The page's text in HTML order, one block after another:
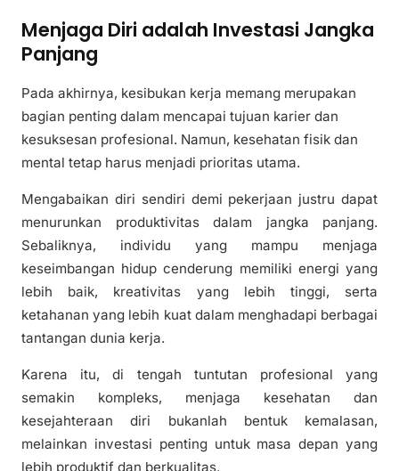
Menjaga Diri adalah Investasi Jangka
Panjang
Pada akhirnya, kesibukan kerja memang merupakan
bagian penting dalam mencapai tujuan karier dan
kesuksesan profesional. Namun, kesehatan fisik dan
mental tetap harus menjadi prioritas utama.
Mengabaikan diri sendiri demi pekerjaan justru dapat
menurunkan produktivitas dalam jangka panjang.
Sebaliknya, individu yang mampu menjaga
keseimbangan hidup cenderung memiliki energi yang
lebih baik, kreativitas yang lebih tinggi, serta
ketahanan yang lebih kuat dalam menghadapi berbagai
tantangan dunia kerja.
Karena itu, di tengah tuntutan profesional yang
semakin kompleks, menjaga kesehatan dan
kesejahteraan diri bukanlah bentuk kemalasan,
melainkan investasi penting untuk masa depan yang
lebih produktif dan berkualitas.